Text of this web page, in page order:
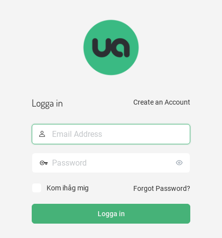
Logga in Create an Account
E-
postadress
Kom ihåg mig Forgot Password?